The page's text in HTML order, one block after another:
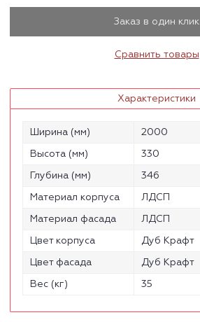
Заказ в один клик
Сравнить товары
Характеристики
Ширина (мм) 2000
Высота (мм) 330
Глубина (мм) 346
Материал корпуса ЛДСП
Материал фасада ЛДСП
Цвет корпуса Дуб Крафт
Цвет фасада Дуб Крафт
Вес (кг) 35